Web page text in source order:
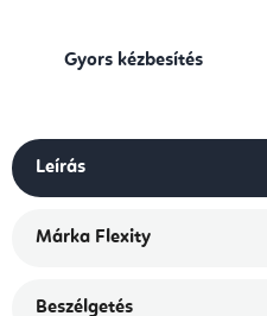
Gyors kézbesítés
Leírás
Márka Flexity
Beszélgetés